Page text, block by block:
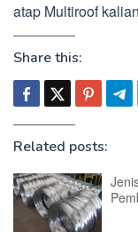
atap Multiroof
Share this:
Related posts: